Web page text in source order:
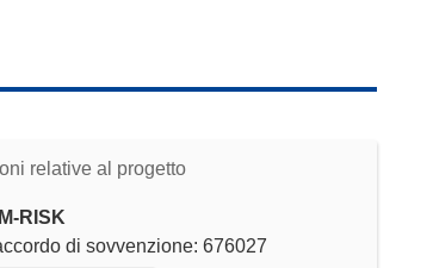
relative al progetto
RISK
di sovvenzione: 676027